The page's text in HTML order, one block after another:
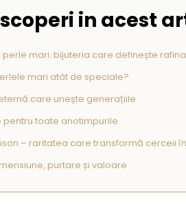
in acest
perle mari: bijuteria care definește
mari atât de speciale?
care unește generațiile
pentru toate anotimpurile
– raritatea care transformă cerceii
purtare și valoare